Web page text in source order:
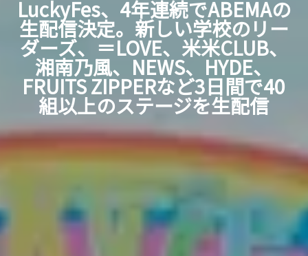
LuckyFes、4年連続でABEMAの
生配信決定。新しい学校のリー
ダーズ、＝LOVE、米米CLUB、
湘南乃風、NEWS、HYDE、
FRUITS ZIPPERなど3日間で40
組以上のステージを生配信